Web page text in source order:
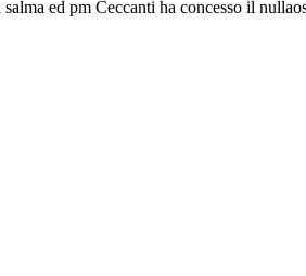
ed pm Ceccanti ha concesso il